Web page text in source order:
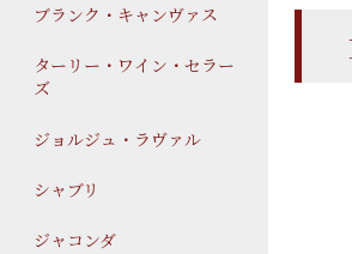
ブランク・キャンヴァス
ターリー・ワイン・セラー
ズ
ジョルジュ・ラヴァル
シャブリ
ジャコンダ